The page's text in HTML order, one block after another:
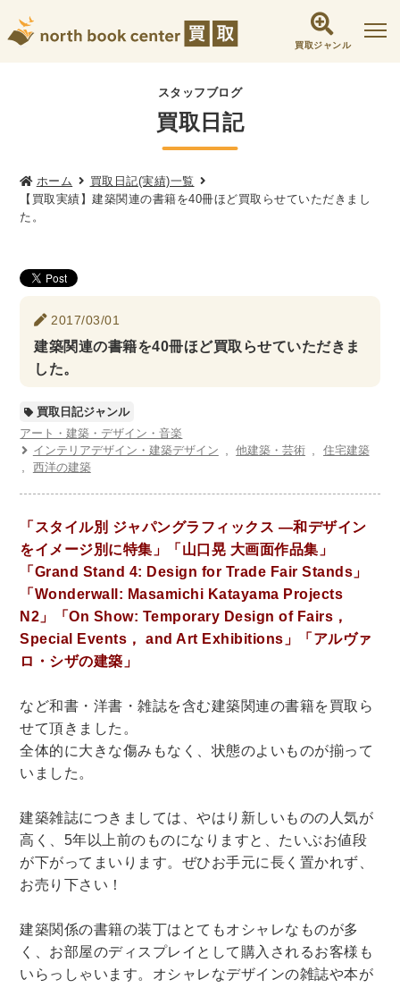
買取ジャンル
社会学書・人文書籍関係
哲学書・心理学・思想書
倫理学・道徳
文化人類学・民俗学
東洋哲学
現象学
西洋哲学 言語学 論理学
女性学
歴史書・地理
世界史 他歴史地理学
日本史
考古学書
経済書・経営書・ビジネス書
マネジメント・人材管理・リーダーシップ
経営学
経済学・経済事情
経理・アカウンティング
金融・ファイナンス・投資
アート・建築・デザイン・音楽
書道
インテリアデザイン・建築デザイン
建築家・建設・建築構造
彫刻・工芸
日本の伝統文化
東洋の建築
楽譜・スコア・音楽書
理工書関係
科学書・工学書・コンピュータ書籍
宇宙学・天文学
農学
金属・鉱学
電気・通信
IT・テクノロジー・コンピュータ
エネルギー
スタッフブログ
買取日記
ホーム
買取日記(実績)一覧
【買取実績】建築関連の書籍を40冊ほど買取らせていただきまし
た。
2017/03/01
建築関連の書籍を40冊ほど買取らせていただきま
した。
買取日記ジャンル
アート・建築・デザイン・音楽
インテリアデザイン・建築デザイン
他建築・芸術
住宅建築
西洋の建築
「スタイル別 ジャパングラフィックス ―和デザイン
をイメージ別に特集」「山口晃 大画面作品集」
「Grand Stand 4: Design for Trade Fair Stands」
「Wonderwall: Masamichi Katayama Projects
N2」「On Show: Temporary Design of Fairs，
Special Events， and Art Exhibitions」「アルヴァ
ロ・シザの建築」
など和書・洋書・雑誌を含む建築関連の書籍を買取ら
せて頂きました。
全体的に大きな傷みもなく、状態のよいものが揃って
いました。
建築雑誌につきましては、やはり新しいものの人気が
高く、5年以上前のものになりますと、たいぶお値段
が下がってまいります。ぜひお手元に長く置かれず、
お売り下さい！
建築関係の書籍の装丁はとてもオシャレなものが多
く、お部屋のディスプレイとして購入されるお客様も
いらっしゃいます。オシャレなデザインの雑誌や本が